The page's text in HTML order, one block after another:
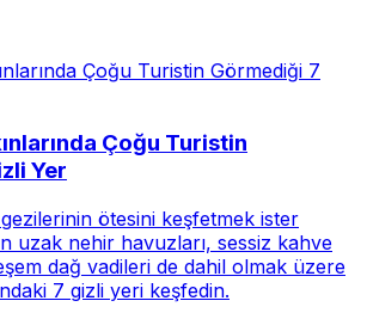
Çoğu Turistin
Yer
ötesini keşfetmek ister
uzak nehir havuzları, sessiz kahve
dağ vadileri de dahil olmak üzere
7 gizli yeri keşfedin.